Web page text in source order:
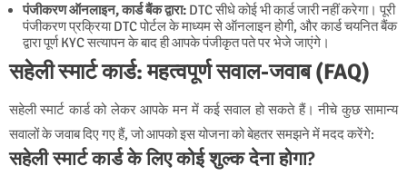
पंजीकरण ऑनलाइन, कार्ड बैंक द्वारा: DTC सीधे कोई भी कार्ड जारी नहीं करेगा। पूरी
पंजीकरण प्रक्रिया DTC पोर्टल के माध्यम से ऑनलाइन होगी, और कार्ड चयनित बैंक
द्वारा पूर्ण KYC सत्यापन के बाद ही आपके पंजीकृत पते पर भेजे जाएंगे।
सहेली स्मार्ट कार्ड: महत्वपूर्ण सवाल-जवाब (FAQ)
सहेली स्मार्ट कार्ड को लेकर आपके मन में कई सवाल हो सकते हैं। नीचे कुछ सामान्य
सवालों के जवाब दिए गए हैं, जो आपको इस योजना को बेहतर समझने में मदद करेंगे:
सहेली स्मार्ट कार्ड के लिए कोई शुल्क देना होगा?